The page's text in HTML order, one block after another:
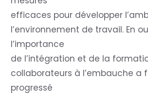
efficaces pour développer
l’environnement de travail. En
l’importance
de l’intégration et de la
collaborateurs à l’embauche a
progressé